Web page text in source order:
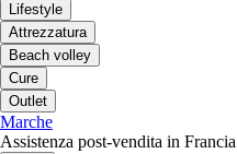
Lifestyle
Attrezzatura
Beach volley
Cure
Outlet
Marche
Assistenza post-vendita in Francia